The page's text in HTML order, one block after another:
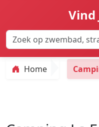
Vind
Home